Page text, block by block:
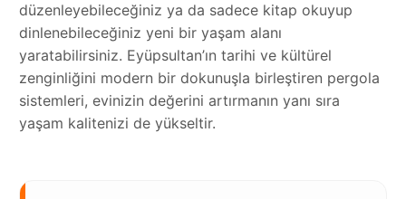
düzenleyebileceğiniz ya da sadece kitap okuyup
dinlenebileceğiniz yeni bir yaşam alanı
yaratabilirsiniz. Eyüpsultan’ın tarihi ve kültürel
zenginliğini modern bir dokunuşla birleştiren pergola
sistemleri, evinizin değerini artırmanın yanı sıra
yaşam kalitenizi de yükseltir.